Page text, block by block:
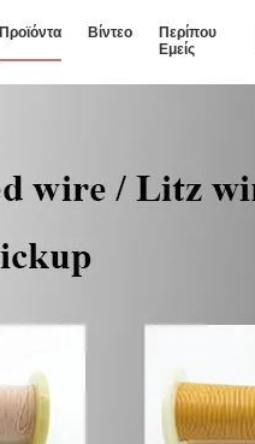
Προϊόντα Βίντεο
Περίπου
Εμείς